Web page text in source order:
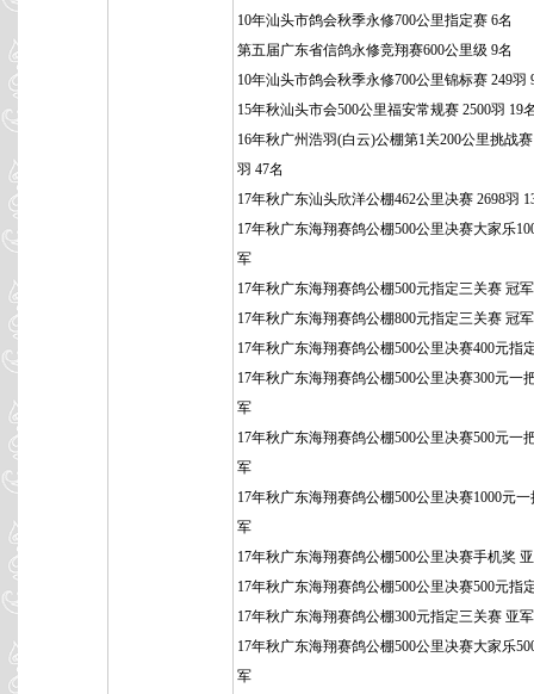
10年汕头市鸽会秋季永修700公里指定赛 6名
第五届广东省信鸽永修竞翔赛600公里级 9名
10年汕头市鸽会秋季永修700公里锦标赛 249羽
15年秋汕头市会500公里福安常规赛 2500羽 19
16年秋广州浩羽(白云)公棚第1关200公里挑战赛
羽 47名
17年秋广东汕头欣洋公棚462公里决赛 2698羽
17年秋广东海翔赛鸽公棚500公里决赛大家乐
军
17年秋广东海翔赛鸽公棚500元指定三关赛 冠军
17年秋广东海翔赛鸽公棚800元指定三关赛 冠军
17年秋广东海翔赛鸽公棚500公里决赛400元指
17年秋广东海翔赛鸽公棚500公里决赛300元一
军
17年秋广东海翔赛鸽公棚500公里决赛500元一
军
17年秋广东海翔赛鸽公棚500公里决赛1000元
军
17年秋广东海翔赛鸽公棚500公里决赛手机奖
17年秋广东海翔赛鸽公棚500公里决赛500元指
17年秋广东海翔赛鸽公棚300元指定三关赛 亚军
17年秋广东海翔赛鸽公棚500公里决赛大家乐
军